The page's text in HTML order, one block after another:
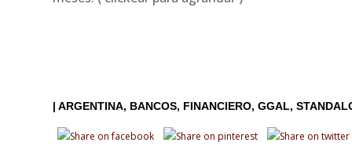
|ARGENTINA BANCOS FINANCIERO GGAL